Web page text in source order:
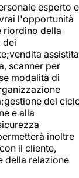
esperto e
l'opportunità
riordino della
dei
assistita
scanner per
modalità di
del
e alla
inoltre
il cliente,
della relazione